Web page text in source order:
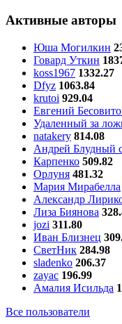
Активные авторы
Юша Могилкин
Говард Уткин
koss1967 1332.27
Dfyz 1063.84
krutoi 929.04
Евгений
Удаленный за
natakery 814.08
Андрей Блудный
Карпенко 509.82
Орлуня 481.32
Мария Мирабелла
Александр
Лиза Биянова
jozi 311.80
Иван Близнец
СветНик 284.98
sladenko 206.37
zayac 196.99
Амалия Исильда
Все пользователи